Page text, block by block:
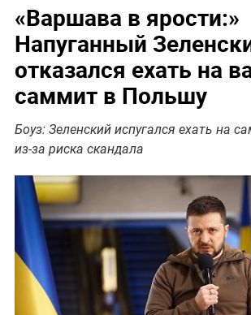
«Варшава в ярости‎:»
Напуганный
отказался ехать на
саммит в Польшу
Боуз: Зеленский испугался ехать на
из-за риска скандала